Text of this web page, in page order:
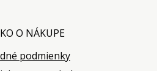
O NÁKUPE
podmienky